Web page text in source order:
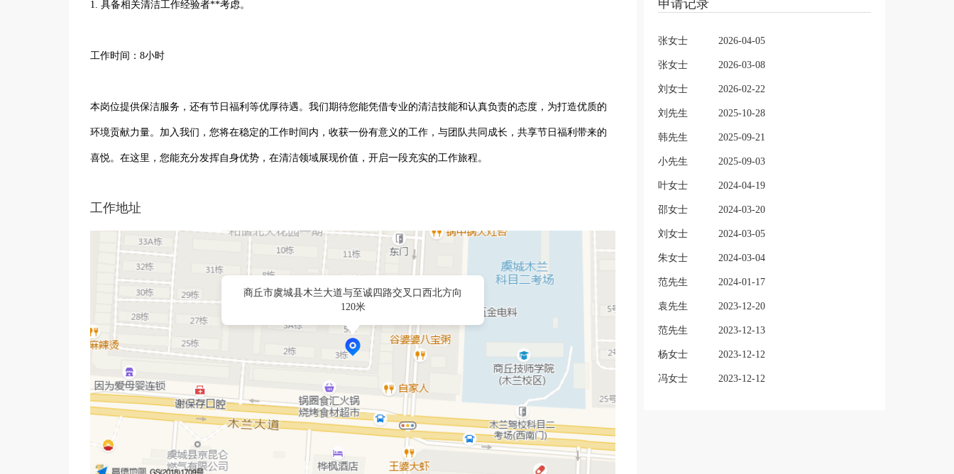
1. 具备相关清洁工作经验者**考虑。
工作时间：8小时
本岗位提供保洁服务，还有节日福利等优厚待遇。我们期待您能凭借专业的清洁技能和认真负责的态度，为打造优质的
环境贡献力量。加入我们，您将在稳定的工作时间内，收获一份有意义的工作，与团队共同成长，共享节日福利带来的
喜悦。在这里，您能充分发挥自身优势，在清洁领域展现价值，开启一段充实的工作旅程。
工作地址
商丘市虞城县木兰大道与至诚四路交叉口西北方向
120米
申请记录
张女士 2026-04-05
张女士 2026-03-08
刘女士 2026-02-22
刘先生 2025-10-28
韩先生 2025-09-21
小先生 2025-09-03
叶女士 2024-04-19
邵女士 2024-03-20
刘女士 2024-03-05
朱女士 2024-03-04
范先生 2024-01-17
袁先生 2023-12-20
范先生 2023-12-13
杨女士 2023-12-12
冯女士 2023-12-12